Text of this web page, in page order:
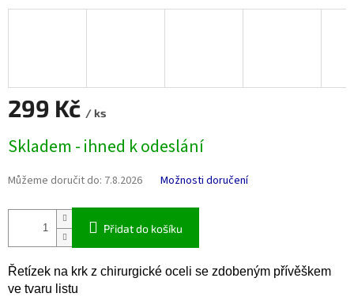
299 Kč / ks
cena:
Skladem - ihned k odeslání
Můžeme doručit do: 7.8.2026 Možnosti doručení
Přidat do košíku
Řetízek na krk z chirurgické oceli se zdobeným přívěškem
ve tvaru listu